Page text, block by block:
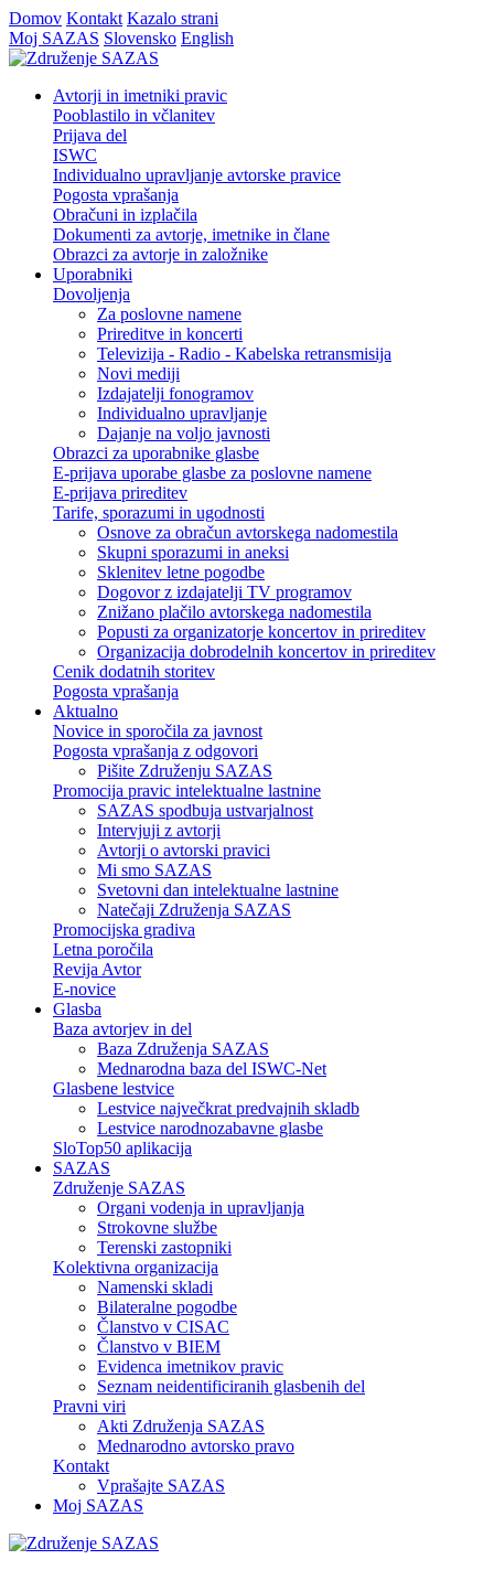
Domov Kontakt Kazalo strani
Moj SAZAS Slovensko English
Avtorji in imetniki pravic
Pooblastilo in včlanitev
Prijava del
ISWC
Individualno upravljanje avtorske pravice
Pogosta vprašanja
Obračuni in izplačila
Dokumenti za avtorje, imetnike in člane
Obrazci za avtorje in založnike
Uporabniki
Dovoljenja
Za poslovne namene
Prireditve in koncerti
Televizija - Radio - Kabelska retransmisija
Novi mediji
Izdajatelji fonogramov
Individualno upravljanje
Dajanje na voljo javnosti
Obrazci za uporabnike glasbe
E-prijava uporabe glasbe za poslovne namene
E-prijava prireditev
Tarife, sporazumi in ugodnosti
Osnove za obračun avtorskega nadomestila
Skupni sporazumi in aneksi
Sklenitev letne pogodbe
Dogovor z izdajatelji TV programov
Znižano plačilo avtorskega nadomestila
Popusti za organizatorje koncertov in prireditev
Organizacija dobrodelnih koncertov in prireditev
Cenik dodatnih storitev
Pogosta vprašanja
Aktualno
Novice in sporočila za javnost
Pogosta vprašanja z odgovori
Pišite Združenju SAZAS
Promocija pravic intelektualne lastnine
SAZAS spodbuja ustvarjalnost
Intervjuji z avtorji
Avtorji o avtorski pravici
Mi smo SAZAS
Svetovni dan intelektualne lastnine
Natečaji Združenja SAZAS
Promocijska gradiva
Letna poročila
Revija Avtor
E-novice
Glasba
Baza avtorjev in del
Baza Združenja SAZAS
Mednarodna baza del ISWC-Net
Glasbene lestvice
Lestvice največkrat predvajnih skladb
Lestvice narodnozabavne glasbe
SloTop50 aplikacija
SAZAS
Združenje SAZAS
Organi vodenja in upravljanja
Strokovne službe
Terenski zastopniki
Kolektivna organizacija
Namenski skladi
Bilateralne pogodbe
Članstvo v CISAC
Članstvo v BIEM
Evidenca imetnikov pravic
Seznam neidentificiranih glasbenih del
Pravni viri
Akti Združenja SAZAS
Mednarodno avtorsko pravo
Kontakt
Vprašajte SAZAS
Moj SAZAS